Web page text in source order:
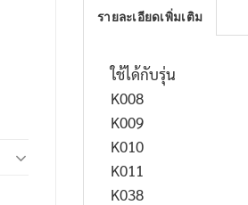
รายละเอียดเพิ่มเติม
ใช้ได้กับรุ่น
K008
K009
K010
K011
K038